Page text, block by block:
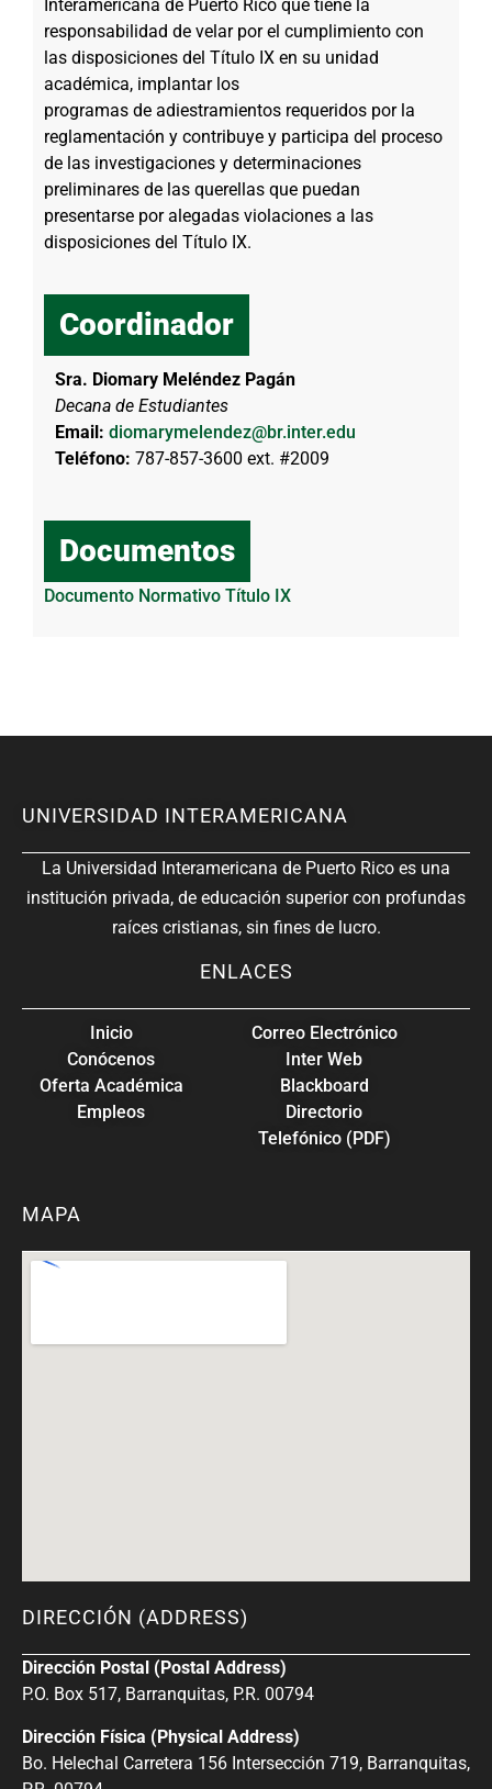
Interamericana de Puerto Rico que tiene la
responsabilidad de velar por el cumplimiento con
las disposiciones del Título IX en su unidad
académica, implantar los
programas de adiestramientos requeridos por la
reglamentación y contribuye y participa del proceso
de las investigaciones y determinaciones
preliminares de las querellas que puedan
presentarse por alegadas violaciones a las
disposiciones del Título IX.
Coordinador
Sra. Diomary Meléndez Pagán
Decana de Estudiantes
Email: diomarymelendez@br.inter.edu
Teléfono: 787-857-3600 ext. #2009
Documentos
Documento Normativo Título IX
UNIVERSIDAD INTERAMERICANA
La Universidad Interamericana de Puerto Rico es una
institución privada, de educación superior con profundas
raíces cristianas, sin fines de lucro.
ENLACES
Inicio
Conócenos
Oferta Académica
Empleos
Correo Electrónico
Inter Web
Blackboard
Directorio
Telefónico (PDF)
MAPA
DIRECCIÓN (ADDRESS)
Dirección Postal (Postal Address)
P.O. Box 517, Barranquitas, P.R. 00794
Dirección Física (Physical Address)
Bo. Helechal Carretera 156 Intersección 719, Barranquitas,